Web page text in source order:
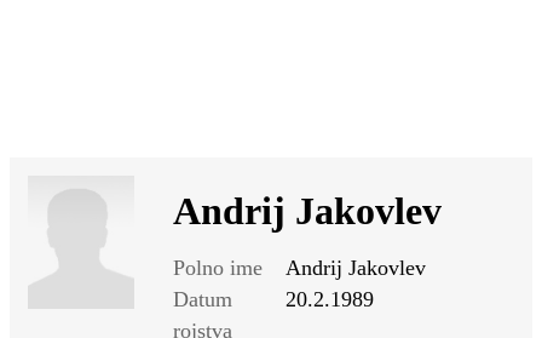
Andrij Jakovlev
Polno ime
Andrij Jakovlev
Datum
rojstva
20.2.1989